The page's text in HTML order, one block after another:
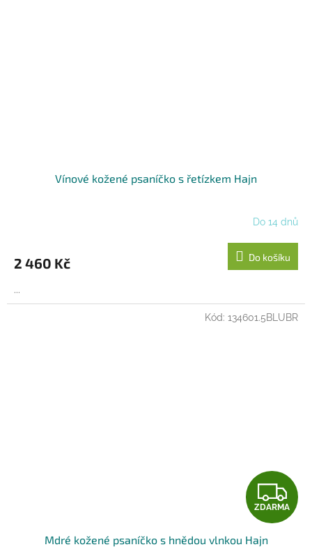
Vínové kožené psaníčko s řetízkem Hajn
Do 14 dnů
2 460 Kč Do košíku
...
Z
D
ZDARMA
Mdré kožené psaníčko s hnědou vlnkou Hajn
Kód: 134601.5BLUBR